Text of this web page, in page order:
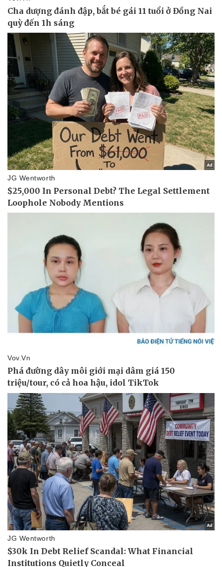
Bất động sản
Khởi nghiệp
Thị trường
Giá vàng
Tiêu dùng
Chứng khoán